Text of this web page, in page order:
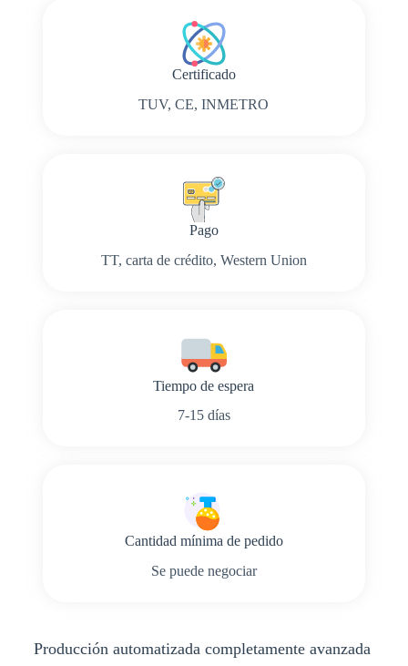
Certificado
TUV, CE, INMETRO
Pago
TT, carta de crédito, Western Union
Tiempo de espera
7-15 días
Cantidad mínima de pedido
Se puede negociar
Producción automatizada completamente avanzada